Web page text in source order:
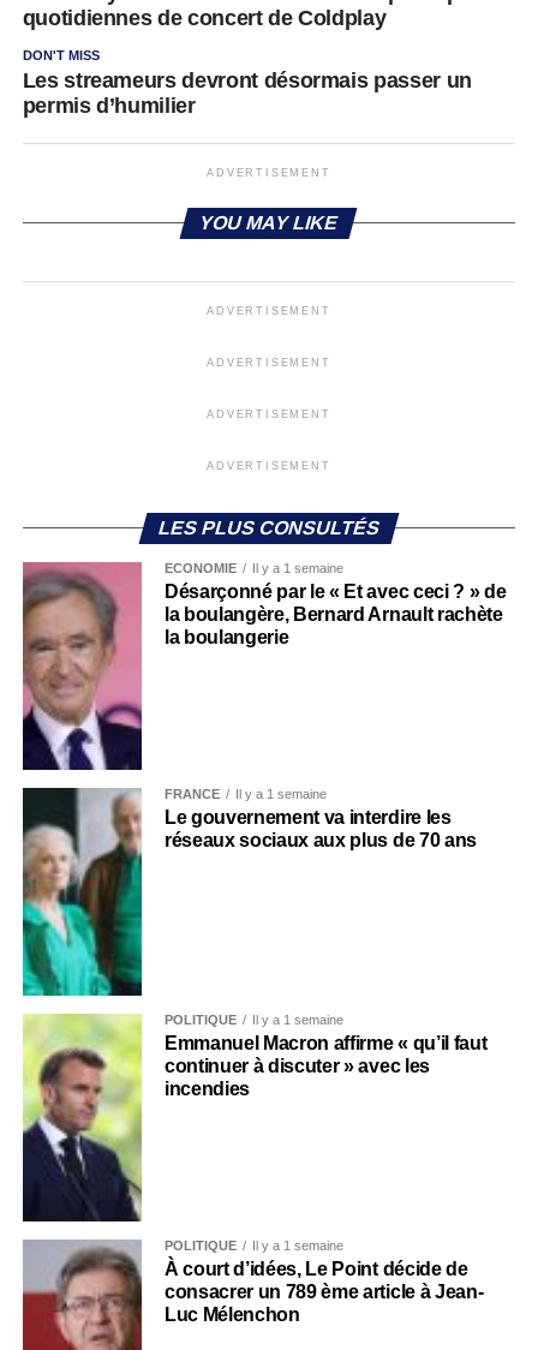
quotidiennes de concert de Coldplay
DON'T MISS
Les streameurs devront désormais passer un
permis d’humilier
ADVERTISEMENT
YOU MAY LIKE
ADVERTISEMENT
ADVERTISEMENT
ADVERTISEMENT
ADVERTISEMENT
LES PLUS CONSULTÉS
ECONOMIE Il y a 1 semaine
Désarçonné par le « Et avec ceci ? » de
la boulangère, Bernard Arnault rachète
la boulangerie
FRANCE Il y a 1 semaine
Le gouvernement va interdire les
réseaux sociaux aux plus de 70 ans
POLITIQUE Il y a 1 semaine
Emmanuel Macron affirme « qu’il faut
continuer à discuter » avec les
incendies
POLITIQUE Il y a 1 semaine
À court d’idées, Le Point décide de
consacrer un 789 ème article à Jean-
Luc Mélenchon